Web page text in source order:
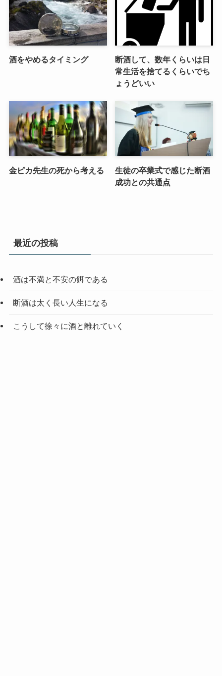
酒をやめるタイミング
断酒して、数年くらいは日
常生活を捨てるくらいでち
ょうどいい
金ピカ先生の死から考える
生徒の卒業式で感じた断酒
成功との共通点
最近の投稿
酒は不満と不安の餌である
断酒は太く長い人生になる
こうして徐々に酒と離れていく